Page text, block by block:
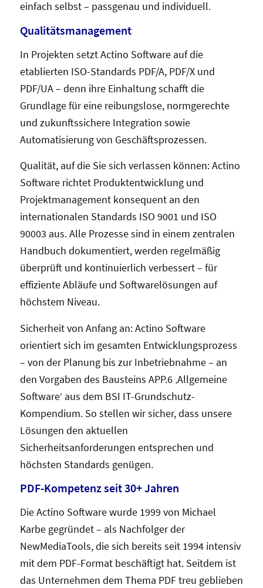
einfach selbst – passgenau und individuell.
Qualitätsmanagement
In Projekten setzt Actino Software auf die
etablierten ISO-Standards PDF/A, PDF/X und
PDF/UA – denn ihre Einhaltung schafft die
Grundlage für eine reibungslose, normgerechte
und zukunftssichere Integration sowie
Automatisierung von Geschäftsprozessen.
Qualität, auf die Sie sich verlassen können: Actino
Software richtet Produktentwicklung und
Projektmanagement konsequent an den
internationalen Standards ISO 9001 und ISO
90003 aus. Alle Prozesse sind in einem zentralen
Handbuch dokumentiert, werden regelmäßig
überprüft und kontinuierlich verbessert – für
effiziente Abläufe und Softwarelösungen auf
höchstem Niveau.
Sicherheit von Anfang an: Actino Software
orientiert sich im gesamten Entwicklungsprozess
– von der Planung bis zur Inbetriebnahme – an
den Vorgaben des Bausteins APP.6 ‚Allgemeine
Software‘ aus dem BSI IT-Grundschutz-
Kompendium. So stellen wir sicher, dass unsere
Lösungen den aktuellen
Sicherheitsanforderungen entsprechen und
höchsten Standards genügen.
PDF-Kompetenz seit 30+ Jahren
Die Actino Software wurde 1999 von Michael
Karbe gegründet – als Nachfolger der
NewMediaTools, die sich bereits seit 1994 intensiv
mit dem PDF-Format beschäftigt hat. Seitdem ist
das Unternehmen dem Thema PDF treu geblieben